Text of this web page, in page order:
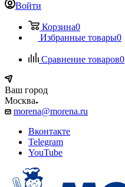
Войти
Корзина0
Избранные товары0
Сравнение товаров0
Ваш город
Москва
morena@morena.ru
Вконтакте
Telegram
YouTube